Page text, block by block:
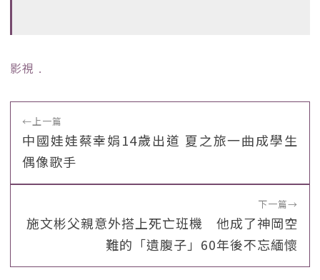
影視 ﹒
←上一篇
中國娃娃蔡幸娟14歲出道 夏之旅一曲成學生
偶像歌手
下一篇→
施文彬父親意外搭上死亡班機 他成了神岡空
難的「遺腹子」60年後不忘緬懷